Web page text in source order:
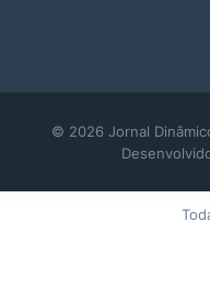
© 2026 Jornal